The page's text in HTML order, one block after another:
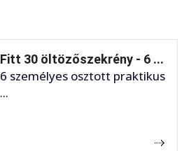
Fitt 30 öltözőszekrény - 6 ...
6 személyes osztott praktikus
...